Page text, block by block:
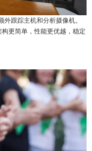
跟踪主机和分析摄像机。
更简单，性能更优越，稳定